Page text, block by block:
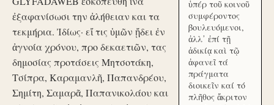
ἐξαφανίσωσι την ἀλήθειαν και τα
τεκμήρια. Ἰδίως· εἴ τις ὑμῶν ᾔδει ἐν
ἀγνοία χρόνου, προ δεκαετιῶν, τας
δημοσίας προτάσεις Μητσοτάκη,
Τσίπρα, Καραμανλῆ, Παπανδρέου,
Σημίτη, Σαμαρᾶ, Παπανικολάου και
ὑπέρ τοῦ κοινοῦ
συμφέροντος
βουλευόμενοι,
ἀλλ᾽ ἐπί τῇ
ἀδικίᾳ καὶ τῷ
ἀφανεῖ τά
πράγματα
διοικεῖν καί τό
πλῆθος ἄκριτον